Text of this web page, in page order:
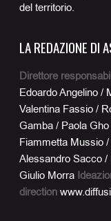
del territorio.
LA REDAZIONE DI
Direttore
Edoardo Angelino /
Valentina Fassio /
Gamba / Paola
Fiammetta Mussio
Alessandro Sacco /
Giulio Morra
direction